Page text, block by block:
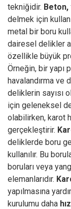
tekniğidir.
delmek için
metal bir boru
dairesel delikler
özellikle büyük
Örneğin, bir yapı
havalandırma ve
deliklerin sayısı
için geleneksel
olabilirken, karot
gerçekleştirir.
deliklerde boru
kullanılır. Bu
boruları veya
elemanlarıdır.
yapılmasına
kurulumu daha